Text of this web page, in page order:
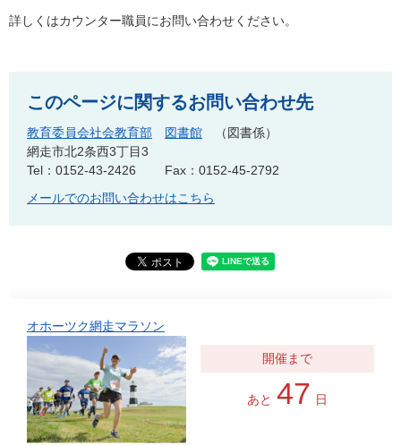
詳しくはカウンター職員にお問い合わせください。
このページに関するお問い合わせ先
教育委員会社会教育部 図書館
図書係
網走市北2条西3丁目3
Tel：0152-43-2426
Fax：0152-45-2792
メールでのお問い合わせはこちら
オホーツク網走マラソン
あと 47 日